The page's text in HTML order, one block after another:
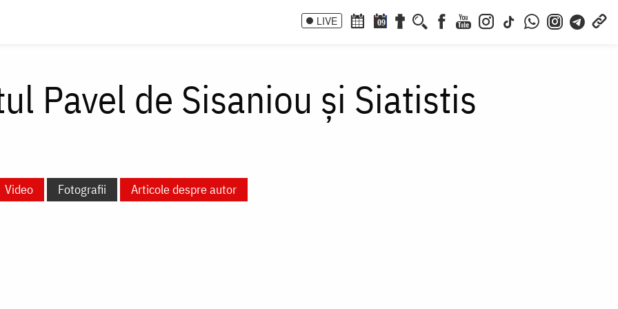
LIVE 09
Pavel de Sisaniou și Siatistis
Video Fotografii Articole despre autor